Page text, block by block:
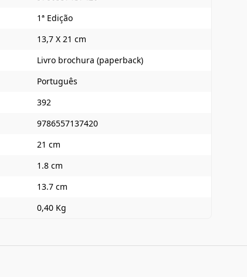
1ª Edição
13,7 X 21 cm
Livro brochura (paperback)
Português
392
9786557137420
21 cm
1.8 cm
13.7 cm
0,40 Kg